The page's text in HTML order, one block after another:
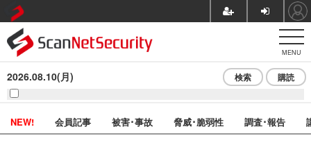
MENU
2026.08.10(月) 検索 購読
NEW! 会員記事 被害･事故 脅威･脆弱性 調査･報告